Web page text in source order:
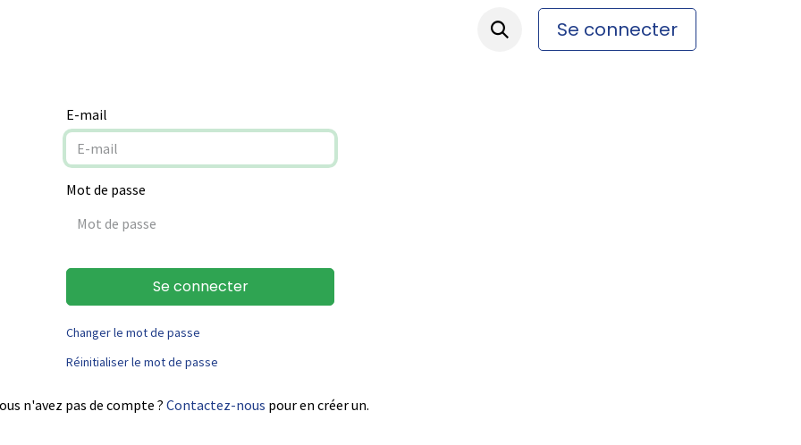
Se connecter
E-mail
Mot de passe
Se connecter
Changer le mot de passe
Réinitialiser le mot de passe
n'avez pas de compte ? Contactez-nous pour en créer un.